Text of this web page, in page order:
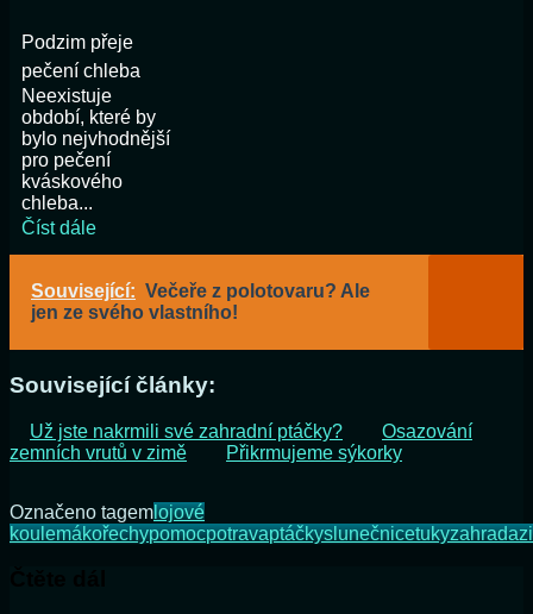
Podzim přeje
pečení chleba
Neexistuje
období, které by
bylo nejvhodnější
pro pečení
kváskového
chleba...
Číst dále
Související: Večeře z polotovaru? Ale
jen ze svého vlastního!
Související články:
Už jste nakrmili své zahradní ptáčky?
Osazování
zemních vrutů v zimě
Přikrmujeme sýkorky
Označeno tagemlojové
koulemákořechypomocpotravaptáčkyslunečnicetukyzahrada